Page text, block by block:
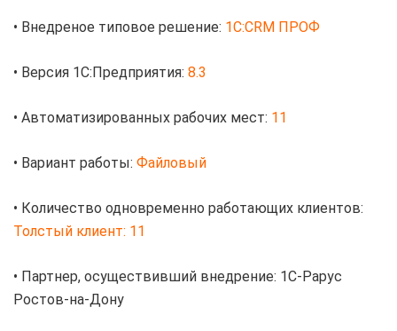
• Внедреное типовое решение: 1С:CRM ПРОФ
• Версия 1С:Предприятия: 8.3
• Автоматизированных рабочих мест: 11
• Вариант работы: Файловый
• Количество одновременно работающих клиентов:
Толстый клиент: 11
• Партнер, осуществивший внедрение: 1С-Рарус
Ростов-на-Дону